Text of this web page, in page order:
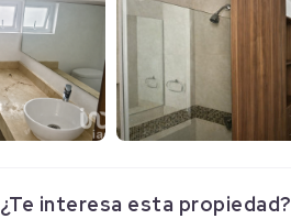
¿Te interesa esta propiedad?